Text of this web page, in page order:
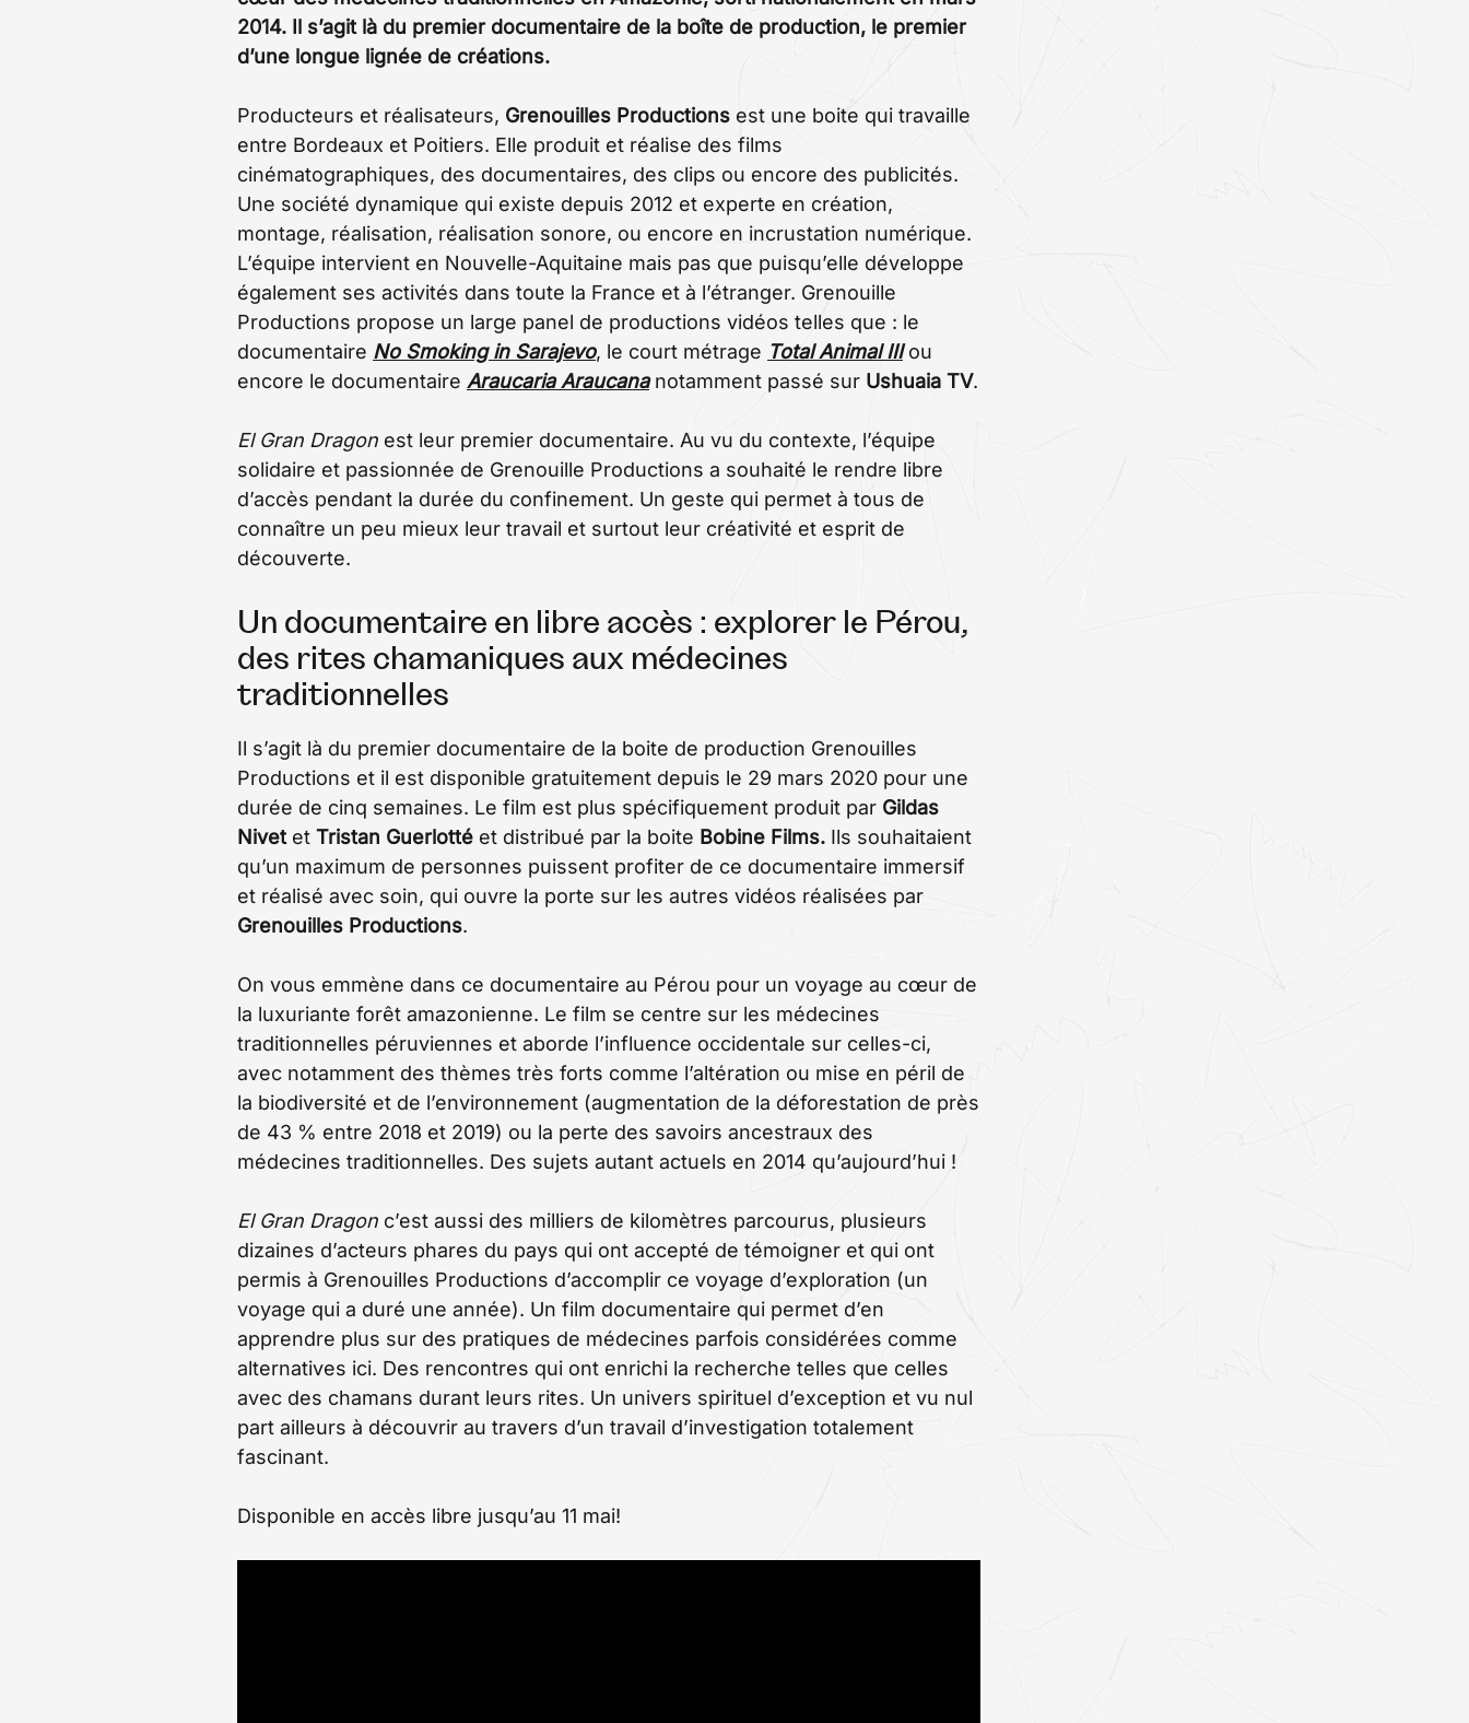
2014. Il s’agit là du premier documentaire de la boîte de production, le premier
d’une longue lignée de créations.
Producteurs et réalisateurs, Grenouilles Productions est une boite qui travaille
entre Bordeaux et Poitiers. Elle produit et réalise des films
cinématographiques, des documentaires, des clips ou encore des publicités.
Une société dynamique qui existe depuis 2012 et experte en création,
montage, réalisation, réalisation sonore, ou encore en incrustation numérique.
L’équipe intervient en Nouvelle-Aquitaine mais pas que puisqu’elle développe
également ses activités dans toute la France et à l’étranger. Grenouille
Productions propose un large panel de productions vidéos telles que : le
documentaire No Smoking in Sarajevo, le court métrage Total Animal IIIou
encore le documentaire Araucaria Araucananotamment passé sur Ushuaia TV.
El Gran Dragon est leur premier documentaire. Au vu du contexte, l’équipe
solidaire et passionnée de Grenouille Productions a souhaité le rendre libre
d’accès pendant la durée du confinement. Un geste qui permet à tous de
connaître un peu mieux leur travail et surtout leur créativité et esprit de
découverte.
Un documentaire en libre accès : explorer le Pérou,
des rites chamaniques aux médecines
traditionnelles
Il s’agit là du premier documentaire de la boite de production Grenouilles
Productions et il est disponible gratuitement depuis le 29 mars 2020 pour une
durée de cinq semaines. Le film est plus spécifiquement produit par Gildas
Nivet et Tristan Guerlotté et distribué par la boite Bobine Films. Ils souhaitaient
qu’un maximum de personnes puissent profiter de ce documentaire immersif
et réalisé avec soin, qui ouvre la porte sur les autres vidéos réalisées par
Grenouilles Productions.
On vous emmène dans ce documentaire au Pérou pour un voyage au cœur de
la luxuriante forêt amazonienne. Le film se centre sur les médecines
traditionnelles péruviennes et aborde l’influence occidentale sur celles-ci,
avec notamment des thèmes très forts comme l’altération ou mise en péril de
la biodiversité et de l’environnement (augmentation de la déforestation de près
de 43 % entre 2018 et 2019) ou la perte des savoirs ancestraux des
médecines traditionnelles. Des sujets autant actuels en 2014 qu’aujourd’hui !
El Gran Dragon c’est aussi des milliers de kilomètres parcourus, plusieurs
dizaines d’acteurs phares du pays qui ont accepté de témoigner et qui ont
permis à Grenouilles Productions d’accomplir ce voyage d’exploration (un
voyage qui a duré une année). Un film documentaire qui permet d’en
apprendre plus sur des pratiques de médecines parfois considérées comme
alternatives ici. Des rencontres qui ont enrichi la recherche telles que celles
avec des chamans durant leurs rites. Un univers spirituel d’exception et vu nul
part ailleurs à découvrir au travers d’un travail d’investigation totalement
fascinant.
Disponible en accès libre jusqu’au 11 mai!